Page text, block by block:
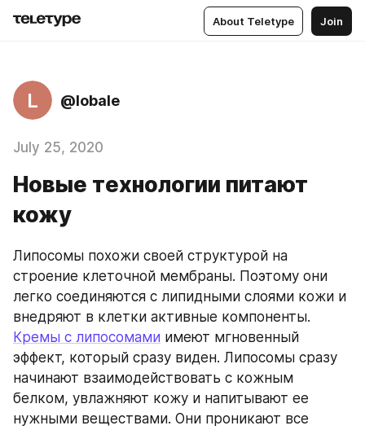
About Teletype Join
L @lobale
July 25, 2020
Новые технологии питают
кожу
Липосомы похожи своей структурой на
строение клеточной мембраны. Поэтому они
легко соединяются с липидными слоями кожи и
Кремы с липосомами имеют мгновенный
эффект, который сразу виден. Липосомы сразу
начинают взаимодействовать с кожным
белком, увлажняют кожу и напитывают ее
нужными веществами. Они проникают все